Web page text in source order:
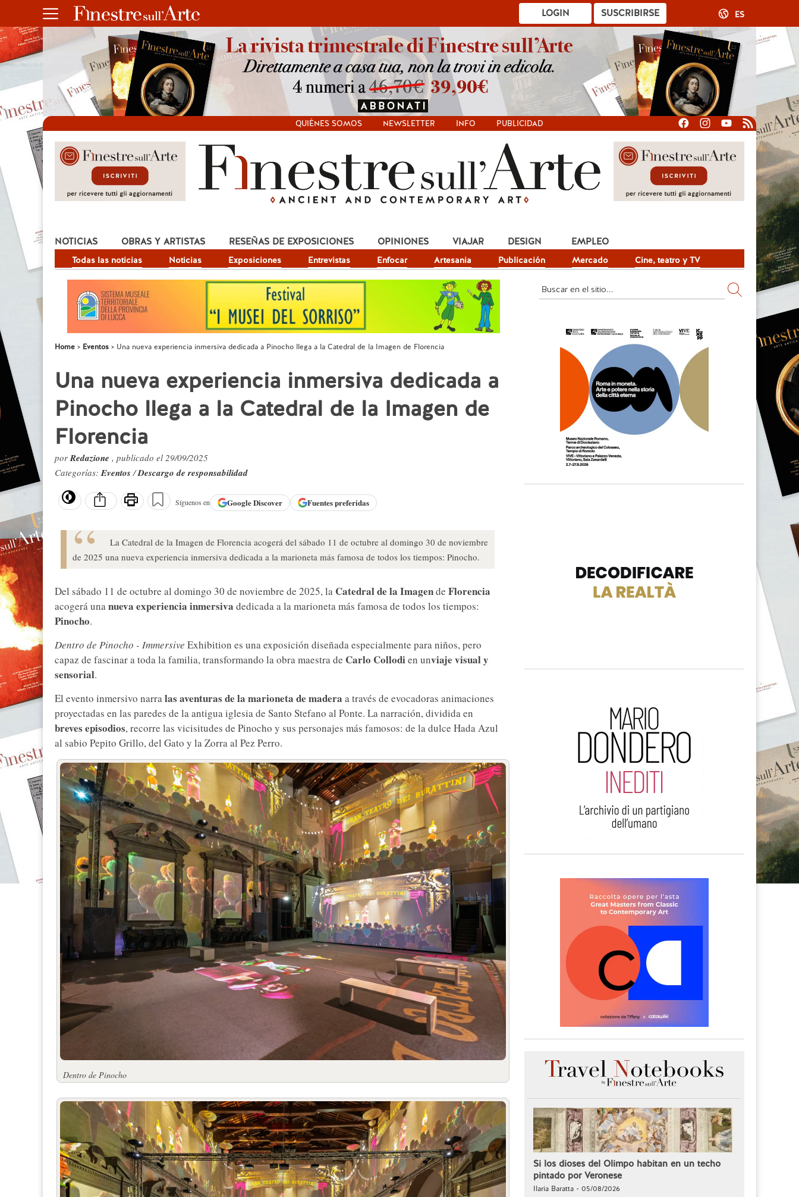
SUSCRIBIRSE
LOGIN ES
QUIÉNES SOMOS NEWSLETTER INFO PUBLICIDAD
NOTICIAS
Todas las noticias Noticias Exposiciones Entrevistas Enfocar Artesania Publicación Mercado Cine, teatro y TV
OBRAS Y ARTISTAS RESEÑAS DE EXPOSICIONES OPINIONES VIAJAR DESIGN EMPLEO
Home Eventos Una nueva experiencia inmersiva dedicada a Pinocho llega a la Catedral de la Imagen de Florencia
Una nueva experiencia inmersiva dedicada a
Pinocho llega a la Catedral de la Imagen de
Florencia
porRedazione , publicado el 29/09/2025
Categorías:Eventos/Descargo de responsabilidad
Síguenos en GoogleDiscover Fuentes preferidas
La Catedral de la Imagen de Florencia acogerá del sábado 11 de octubre al domingo 30 de noviembre
de 2025 una nueva experiencia inmersiva dedicada a la marioneta más famosa de todos los tiempos: Pinocho.
Del sábado 11 de octubre al domingo 30 de noviembre de 2025, la Catedral de la Imagende Florencia
acogerá unanueva experiencia inmersiva dedicada a la marioneta más famosa de todos los tiempos:
Pinocho.
Dentro de Pinocho - Immersive Exhibition es una exposición diseñada especialmente para niños, pero
capaz de fascinar a toda la familia, transformando la obra maestra de Carlo Collodien unviaje visual y
sensorial.
El evento inmersivo narralas aventuras de la marioneta de madera a través de evocadoras animaciones
proyectadas en las paredes de la antigua iglesia de Santo Stefano al Ponte. La narración, dividida en
breves episodios, recorre las vicisitudes de Pinocho y sus personajes más famosos: de la dulce Hada Azul
al sabio Pepito Grillo, del Gato y la Zorra al Pez Perro.
Dentro de Pinocho
Si los dioses del Olimpo habitan en un techo
pintado por Veronese
Ilaria Baratta - 05/08/2026